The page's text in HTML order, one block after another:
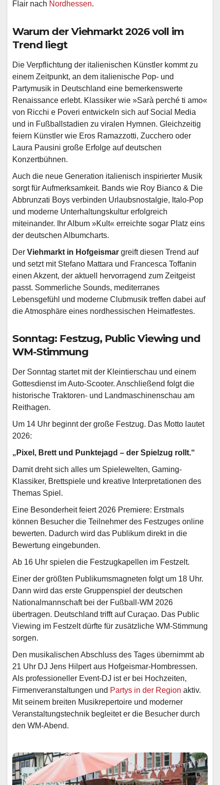
Flair nach Nordhessen.
Warum der Viehmarkt 2026 voll im
Trend liegt
Die Verpflichtung der italienischen Künstler kommt zu
einem Zeitpunkt, an dem italienische Pop- und
Partymusik in Deutschland eine bemerkenswerte
Renaissance erlebt. Klassiker wie »Sarà perché ti amo«
von Ricchi e Poveri entwickeln sich auf Social Media
und in Fußballstadien zu viralen Hymnen. Gleichzeitig
feiern Künstler wie Eros Ramazzotti, Zucchero oder
Laura Pausini große Erfolge auf deutschen
Konzertbühnen.
Auch die neue Generation italienisch inspirierter Musik
sorgt für Aufmerksamkeit. Bands wie Roy Bianco & Die
Abbrunzati Boys verbinden Urlaubsnostalgie, Italo-Pop
und moderne Unterhaltungskultur erfolgreich
miteinander. Ihr Album »Kult« erreichte sogar Platz eins
der deutschen Albumcharts.
Der Viehmarkt in Hofgeismar greift diesen Trend auf
und setzt mit Stefano Mattara und Francesca Toffanin
einen Akzent, der aktuell hervorragend zum Zeitgeist
passt. Sommerliche Sounds, mediterranes
Lebensgefühl und moderne Clubmusik treffen dabei auf
die Atmosphäre eines nordhessischen Heimatfestes.
Sonntag: Festzug, Public Viewing und
WM-Stimmung
Der Sonntag startet mit der Kleintierschau und einem
Gottesdienst im Auto-Scooter. Anschließend folgt die
historische Traktoren- und Landmaschinenschau am
Reithagen.
Um 14 Uhr beginnt der große Festzug. Das Motto lautet
2026:
„Pixel, Brett und Punktejagd – der Spielzug rollt.“
Damit dreht sich alles um Spielewelten, Gaming-
Klassiker, Brettspiele und kreative Interpretationen des
Themas Spiel.
Eine Besonderheit feiert 2026 Premiere: Erstmals
können Besucher die Teilnehmer des Festzuges online
bewerten. Dadurch wird das Publikum direkt in die
Bewertung eingebunden.
Ab 16 Uhr spielen die Festzugkapellen im Festzelt.
Einer der größten Publikumsmagneten folgt um 18 Uhr.
Dann wird das erste Gruppenspiel der deutschen
Nationalmannschaft bei der Fußball-WM 2026
übertragen. Deutschland trifft auf Curaçao. Das Public
Viewing im Festzelt dürfte für zusätzliche WM-Stimmung
sorgen.
Den musikalischen Abschluss des Tages übernimmt ab
21 Uhr DJ Jens Hilpert aus Hofgeismar-Hombressen.
Als professioneller Event-DJ ist er bei Hochzeiten,
Firmenveranstaltungen und Partys in der Region aktiv.
Mit seinem breiten Musikrepertoire und moderner
Veranstaltungstechnik begleitet er die Besucher durch
den WM-Abend.